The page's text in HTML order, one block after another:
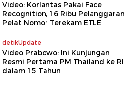
Video: Korlantas Pakai Face
Recognition, 16 Ribu Pelanggaran
Pelat Nomor Terekam ETLE
detikUpdate
Video Prabowo: Ini Kunjungan
Resmi Pertama PM Thailand ke RI
dalam 15 Tahun